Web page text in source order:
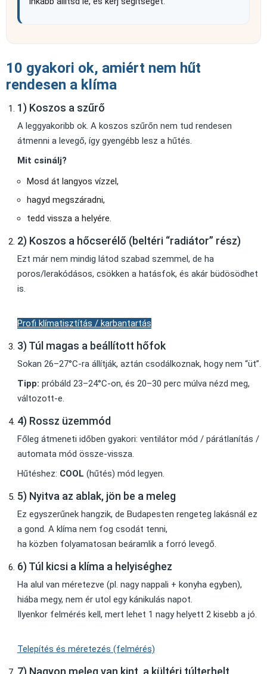
10 gyakori ok, amiért nem hűt
rendesen a klíma
1) Koszos a szűrő
A leggyakoribb ok. A koszos szűrőn nem tud rendesen
átmenni a levegő, így gyengébb lesz a hűtés.
Mit csinálj?
Mosd át langyos vízzel,
hagyd megszáradni,
tedd vissza a helyére.
2) Koszos a hőcserélő (beltéri “radiátor” rész)
Ezt már nem mindig látod szabad szemmel, de ha
poros/lerakódásos, csökken a hatásfok, és akár büdösödhet
is.
Profi klímatisztítás / karbantartás
3) Túl magas a beállított hőfok
Sokan 26–27°C-ra állítják, aztán csodálkoznak, hogy nem “üt”.
Tipp: próbáld 23–24°C-on, és 20–30 perc múlva nézd meg,
változott-e.
4) Rossz üzemmód
Főleg átmeneti időben gyakori: ventilátor mód / párátlanítás /
automata mód össze-vissza.
Hűtéshez: COOL (hűtés) mód legyen.
5) Nyitva az ablak, jön be a meleg
Ez egyszerűnek hangzik, de Budapesten rengeteg lakásnál ez
a gond. A klíma nem fog csodát tenni,
ha közben folyamatosan beáramlik a forró levegő.
6) Túl kicsi a klíma a helyiséghez
Ha alul van méretezve (pl. nagy nappali + konyha egyben),
hiába megy, nem ér utol egy kánikulás napot.
Ilyenkor felmérés kell, mert lehet 1 nagy helyett 2 kisebb a jó.
Telepítés és méretezés (felmérés)
7) Nagyon meleg van kint, a kültéri túlterhelt